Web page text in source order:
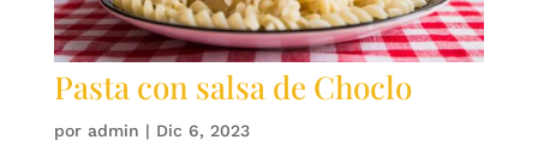
Pasta con salsa de Choclo
por admin | Dic 6, 2023